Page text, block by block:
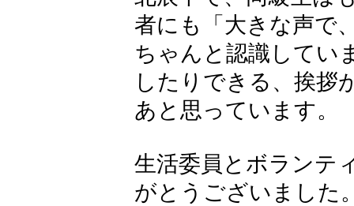
者にも「大きな声で
ちゃんと認識してい
したりできる、挨拶
あと思っています。
生活委員とボランテ
がとうございました